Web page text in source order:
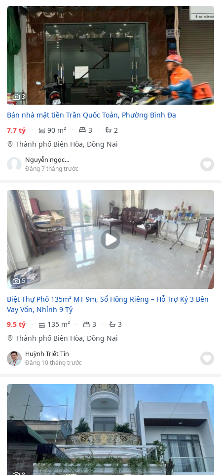
3
Bán nhà mặt tiền Trần Quốc Toản, Phường Bình Đa
7.7 tỷ
90 m² 3
2
Thành phố Biên Hòa, Đồng Nai
Nguyễn ngọc tứ
Đăng 7 tháng trước
5
Biệt Thự Phố 135m² MT 9m, Sổ Hồng Riêng – Hỗ Trợ Ký 3 Bên
Vay Vốn, Nhỉnh 9 Tỷ
9.5 tỷ
135 m² 3
3
Thành phố Biên Hòa, Đồng Nai
Huỳnh Triết Tín
Đăng 10 tháng trước